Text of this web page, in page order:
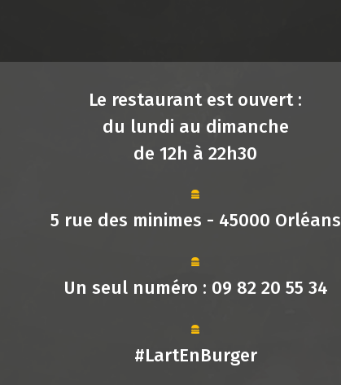
Le restaurant est ouvert :
du lundi au dimanche
de 12h à 22h30
5 rue des minimes - 45000 Orléans
Un seul numéro : 09 82 20 55 34
#LartEnBurger